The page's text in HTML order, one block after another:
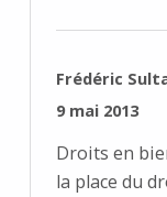
RÉDIGÉ PAR :
Frédéric
PUBLIÉ SUR :
9 mai 2013
Droits en
la place du